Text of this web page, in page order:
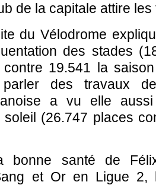
de la capitale attire
du Vélodrome
des stades
19.541 la
des travaux de
a vu elle
(26.747 places
bonne santé de
et Or en Ligue 2,